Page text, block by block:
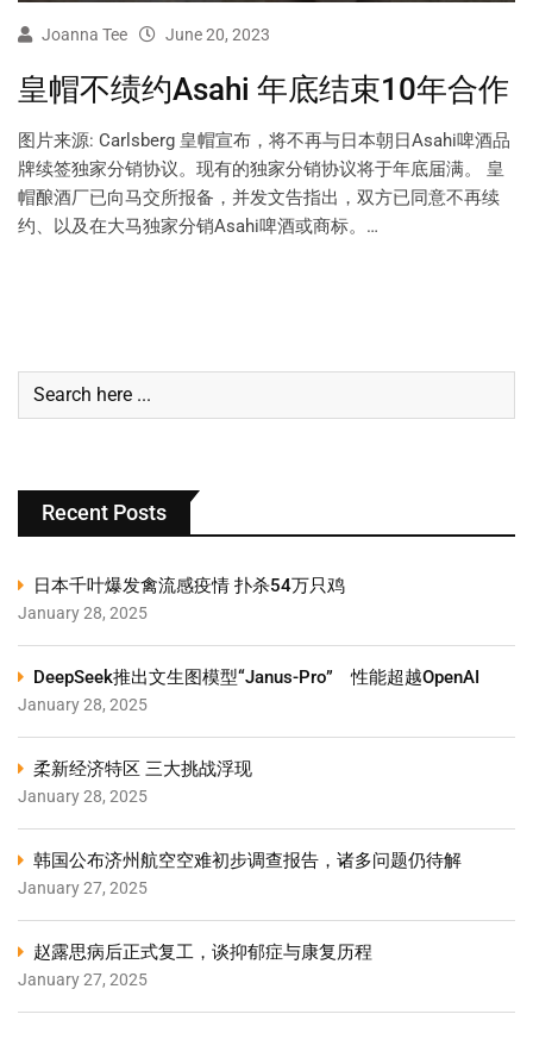
Joanna Tee June 20, 2023
皇帽不绩约Asahi 年底结束10年合作
图片来源: Carlsberg 皇帽宣布，将不再与日本朝日Asahi啤酒品
牌续签独家分销协议。现有的独家分销协议将于年底届满。 皇
帽酿酒厂已向马交所报备，并发文告指出，双方已同意不再续
约、以及在大马独家分销Asahi啤酒或商标。…
Recent Posts
日本千叶爆发禽流感疫情 扑杀54万只鸡
January 28, 2025
DeepSeek推出文生图模型“Janus-Pro” 性能超越OpenAI
January 28, 2025
柔新经济特区 三大挑战浮现
January 28, 2025
韩国公布济州航空空难初步调查报告，诸多问题仍待解
January 27, 2025
赵露思病后正式复工，谈抑郁症与康复历程
January 27, 2025